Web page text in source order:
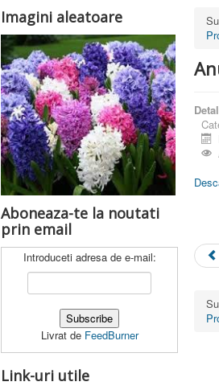
Imagini aleatoare
Aboneaza-te la noutati
prin email
Introduceti adresa de e-mail:
Livrat de FeedBurner
Link-uri utile